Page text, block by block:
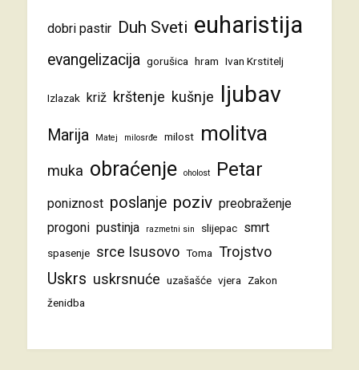
dobri pastir Duh Sveti euharistija
evangelizacija gorušica hram Ivan Krstitelj
Izlazak križ krštenje kušnje ljubav
Marija Matej milosrđe milost molitva
muka obraćenje oholost Petar
poniznost poslanje poziv preobraženje
progoni pustinja razmetni sin slijepac smrt
spasenje srce Isusovo Toma Trojstvo
Uskrs uskrsnuće uzašašće vjera
Zakon
ženidba